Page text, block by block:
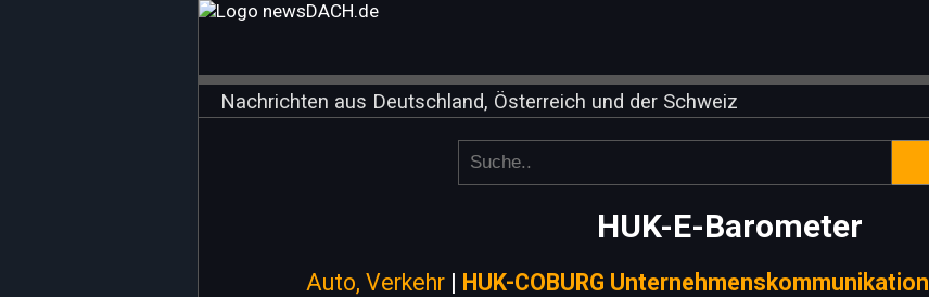
Nachrichten aus Deutschland, Österreich und der Schweiz
HUK-E-Barometer
Auto, Verkehr | HUK-COBURG Unternehmenskommunikation